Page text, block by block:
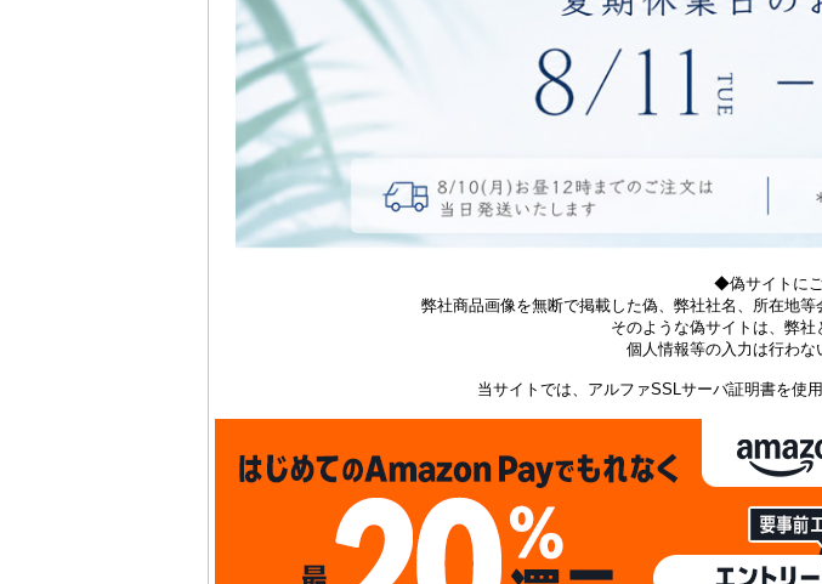
◆偽サイトに
弊社商品画像を無断で掲載した偽、弊社社名、所在地
そのような偽サイトは、弊社
個人情報等の入力は行わな
当サイトでは、アルファSSLサーバ証明書を使